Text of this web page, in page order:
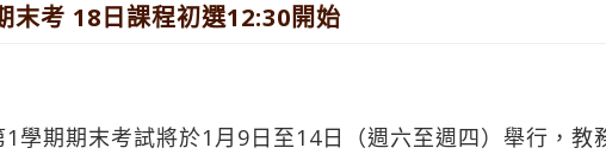
末考 18日課程初選12:30開始
1學期期末考試將於1月9日至14日（週六至週四）舉行，教